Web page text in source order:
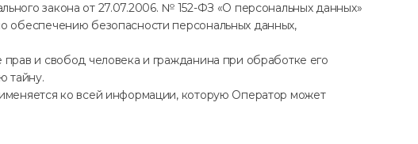
закона от 27.07.2006. № 152-ФЗ «О персональных данных»
обеспечению безопасности персональных данных,
и свобод человека и гражданина при обработке его
тайну.
ко всей информации, которую Оператор может